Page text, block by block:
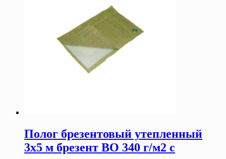
Полог брезентовый утепленный
3х5 м брезент ВО 340 г/м2 с